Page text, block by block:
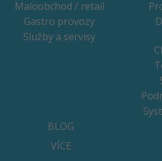
Maloobchod / retail
Gastro provozy
Služby a servisy
BLOG
VÍCE